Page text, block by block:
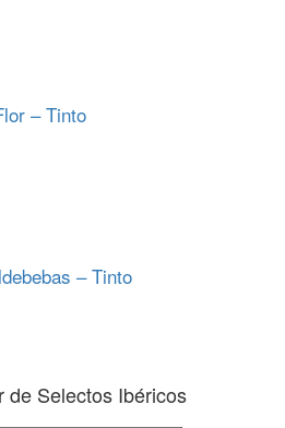
– Tinto
– Tinto
de Selectos Ibéricos